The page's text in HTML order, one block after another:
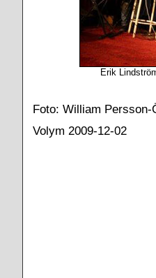
Erik
Foto: William Persson-
Volym 2009-12-02